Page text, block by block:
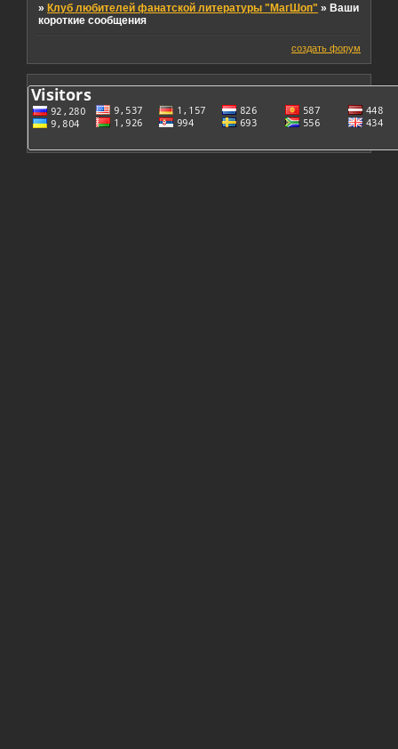
»Клуб любителей фанатской литературы "МагШоп" »Ваши
короткие сообщения
создать форум